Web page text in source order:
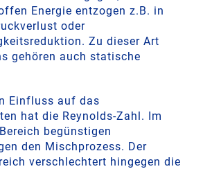
Energie entzogen z.B. in
oder
Zu dieser Art
gehören auch statische
Einfluss auf das
hat die Reynolds-Zahl. Im
begünstigen
den Mischprozess. Der
verschlechtert hingegen die